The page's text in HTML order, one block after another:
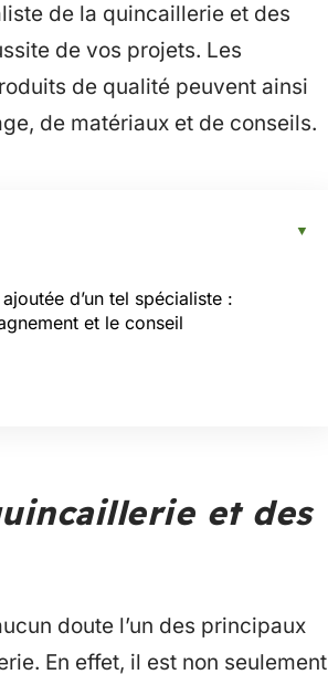
de la quincaillerie et des
de vos projets. Les
de qualité peuvent ainsi
de matériaux et de conseils.
d’un tel spécialiste :
et le conseil
et des
doute l’un des principaux
En effet, il est non seulement